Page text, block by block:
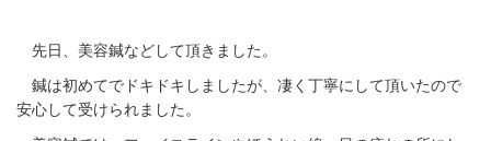
先日、美容鍼などして頂きました。
鍼は初めてでドキドキしましたが、凄く丁寧にして頂いたので
安心して受けられました。